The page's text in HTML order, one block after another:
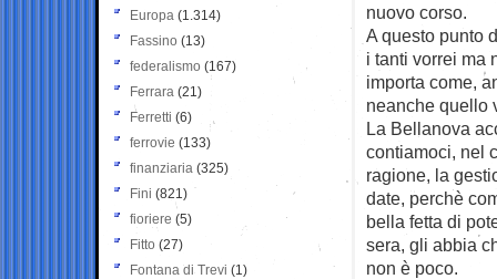
nuovo corso.
A questo punto
i tanti vorrei ma
importa come,
neanche quello
La Bellanova
contiamoci, nel
ragione, la
date, perchè
bella fetta di
sera, gli abbia
non è poco.
Europa (1.314)
Fassino (13)
federalismo (167)
Ferrara (21)
Ferretti (6)
ferrovie (133)
finanziaria (325)
Fini (821)
fioriere (5)
Fitto (27)
Fontana di Trevi (1)